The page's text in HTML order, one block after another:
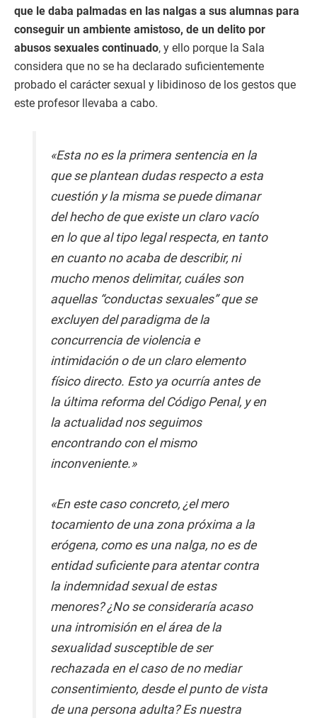
que le daba palmadas en las nalgas a sus alumnas para
conseguir un ambiente amistoso, de un delito por
abusos sexuales continuado, y ello porque la Sala
considera que no se ha declarado suficientemente
probado el carácter sexual y libidinoso de los gestos que
este profesor llevaba a cabo.
«Esta no es la primera sentencia en la
que se plantean dudas respecto a esta
cuestión y la misma se puede dimanar
del hecho de que existe un claro vacío
en lo que al tipo legal respecta, en tanto
en cuanto no acaba de describir, ni
mucho menos delimitar, cuáles son
aquellas “conductas sexuales” que se
excluyen del paradigma de la
concurrencia de violencia e
intimidación o de un claro elemento
físico directo. Esto ya ocurría antes de
la última reforma del Código Penal, y en
la actualidad nos seguimos
encontrando con el mismo
inconveniente.»
«En este caso concreto, ¿el mero
tocamiento de una zona próxima a la
erógena, como es una nalga, no es de
entidad suficiente para atentar contra
la indemnidad sexual de estas
menores? ¿No se consideraría acaso
una intromisión en el área de la
sexualidad susceptible de ser
rechazada en el caso de no mediar
consentimiento, desde el punto de vista
de una persona adulta? Es nuestra